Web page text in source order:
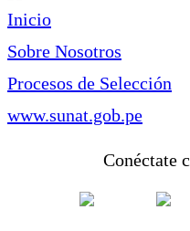
Inicio
Sobre Nosotros
Procesos de Selección
www.sunat.gob.pe
Conéctate